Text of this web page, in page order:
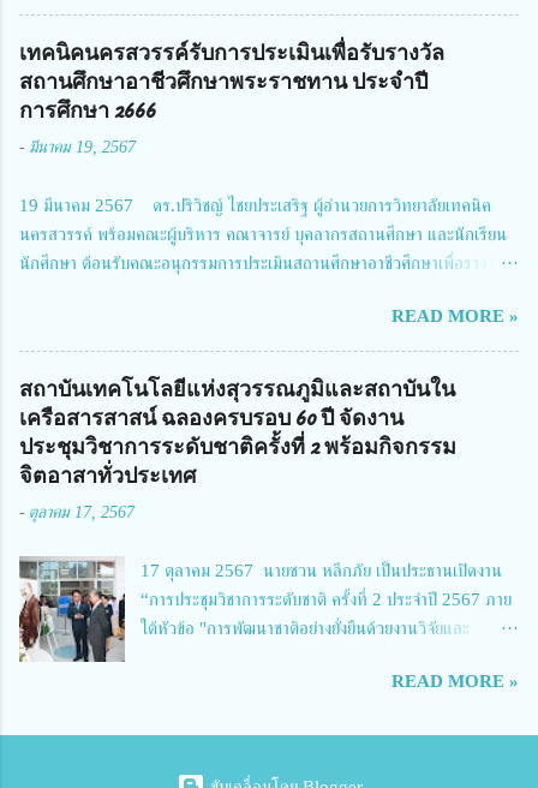
โครงการการวิจัยเชิงปฏิบัติการโดยบูรณาการทุกภาคส่วน เพื่อลดอุบัติเหตุและ
การเสียชีวิตให้สอดคล้องกับเป้าหมายแผนแม่บทฉบับที่ 5 ในวันที่ 22 มีนาคม
2567 โดยมี ดร.วิภารัตน์ ดีอ่อง ผู้อำนวยการสำนักงานการวิจัยแห่งชาติ เป็น
ประธานในพิธีเปิดพร้อมให้นโยบายการผลักดันงานวิจัยเพื่อความปลอดภัยทาง
การประชุมในครั้งนี้ นางสาวสตตกมล เกียรติพานิช ผู้อำนวยการกองบริหารทุน
Richmond Stylish Convention Hotel จังหวัดนนทบุรี ดร.วิภารัตน์ ดีอ่อง
ผู้อำนวยการสำนักงานการวิจัยแห่งชาติ กล่าวว่า วช. ในฐานะหน่วยงานบริหาร
จัดการทุนวิจัยและนวัตกรรมได้เล็งเห็นถึงความสำคัญของกา...
เทคนิคนครสวรรค์รับการประเมินเพื่อรับรางวัล
สถานศึกษาอาชีวศึกษาพระราชทาน ประจำปี
การศึกษา 2666
- มีนาคม 19, 2567
19 มีนาคม 2567 ดร.ปริวิชญ์ ไชยประเสริฐ ผู้อำนวยการวิทยาลัยเทคนิค
นครสวรรค์ พร้อมคณะผู้บริหาร คณาจารย์ บุคลากรสถานศึกษา และนักเรียน
นักศึกษา ต้อนรับคณะอนุกรรมการประเมินสถานศึกษาอาชีวศึกษาเพื่อรางวัล
นายจักรภพ เนวะมาตย์ ผู้อำนวยการวิทยาลัยเทคนิคตาก ประธานคณะอนุกร
รมการฯ 1.นายวณิชา คณะใน ผู้ทรงคุณวุฒิ 2.นายภัทธาวุธ โพธา ผู้อำนวย
การวิทยาลัยสารพัดช่างกำแพงเพชร 3.นางสาวหัตถาภรณ์ เสาร์เรือน ผู้อำนวย
การวิทยาลัยการอาชีพบ้านตาก 4.นางเพ็ญศรี ขุนทอง ผู้อำนวยการวิทยาลัย
การอาชีพรัตนประสิทธิ์วิทย์ 5.นายธเนศ คงวังทอง ผู้อำนวยการวิทยาลัย
เกษตรและเทคโนโลยีพิจิตร 6.นายชัยณรงค์ คชมาตย์ ผู้อำนวยการวิทยาลัย
8.นายณัฐกฤต ภูทวี รองผู้อำนวยการวิทยาลัยเทคนิคตาก นายจักรภพ กล่าว
ยาวนาน มีบุคลากร นักเรียน นักศึกษาจำนวนมาก ต้องการควา...
READ MORE »
สถาบันเทคโนโลยีแห่งสุวรรณภูมิและสถาบันใน
เครือสารสาสน์ ฉลองครบรอบ 60 ปี จัดงาน
ประชุมวิชาการระดับชาติครั้งที่ 2 พร้อมกิจกรรม
จิตอาสาทั่วประเทศ
- ตุลาคม 17, 2567
17 ตุลาคม 2567 นายชวน หลีกภัย เป็นประธานเปิดงาน
“การประชุมวิชาการระดับชาติ ครั้งที่ 2 ประจำปี 2567 ภาย
ใต้หัวข้อ "การพัฒนาชาติอย่างยั่งยืนด้วยงานวิจัยและ
Technology National Conference 2024: 'Towards
ชาติอยางยั่งยืนด้วยงานวิจัยและนวัตกรรม" และ นางสาวศิริ
READ MORE »